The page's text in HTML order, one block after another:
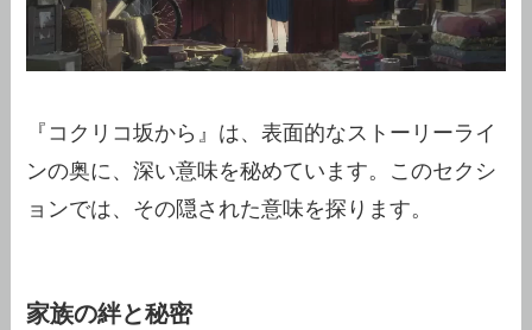
『コクリコ坂から』は、表面的なストーリーライ
ンの奥に、深い意味を秘めています。このセクシ
ョンでは、その隠された意味を探ります。
家族の絆と秘密